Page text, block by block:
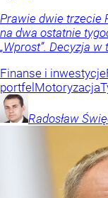
Prawie dwie trzecie
na dwa ostatnie
„Wprost”. Decyzja
Finanse i inwestycje
portfelMotoryzacja
Radosław